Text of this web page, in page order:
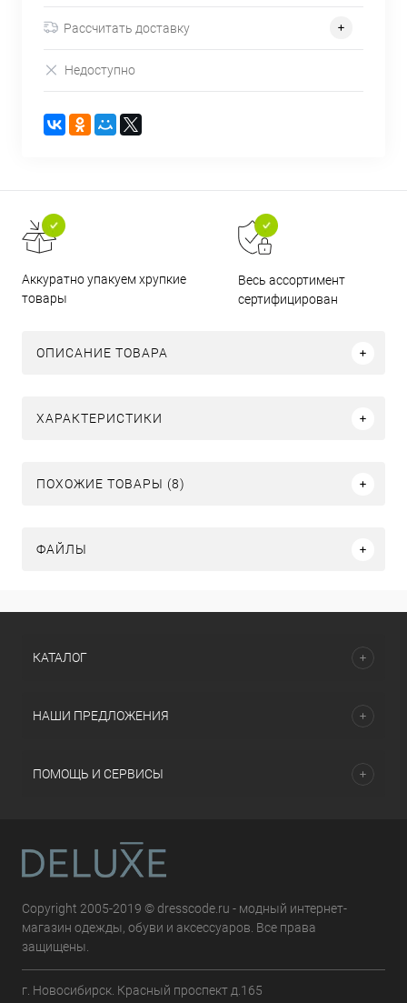
Рассчитать доставку
Недоступно
Аккуратно упакуем хрупкие
товары
Весь ассортимент
сертифицирован
ОПИСАНИЕ ТОВАРА
ХАРАКТЕРИСТИКИ
ПОХОЖИЕ ТОВАРЫ (8)
ФАЙЛЫ
КАТАЛОГ
НАШИ ПРЕДЛОЖЕНИЯ
ПОМОЩЬ И СЕРВИСЫ
Copyright 2005-2019 © dresscode.ru - модный интернет-
магазин одежды, обуви и аксессуаров. Все права
защищены.
г. Новосибирск. Красный проспект д.165